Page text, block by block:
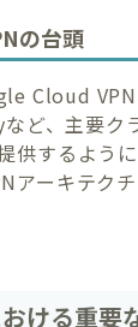
の台頭
Cloud
ど、主要ク
供するよう
アーキテク
ける重要